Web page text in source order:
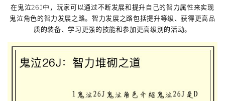
在鬼泣26J中，玩家可以通过不断发展和提升自己的智力属性来实现
鬼泣角色的智力发展之路。智力发展之路包括提升等级、获得更高品
质的装备、学习更强的技能和参加更高级别的活动。